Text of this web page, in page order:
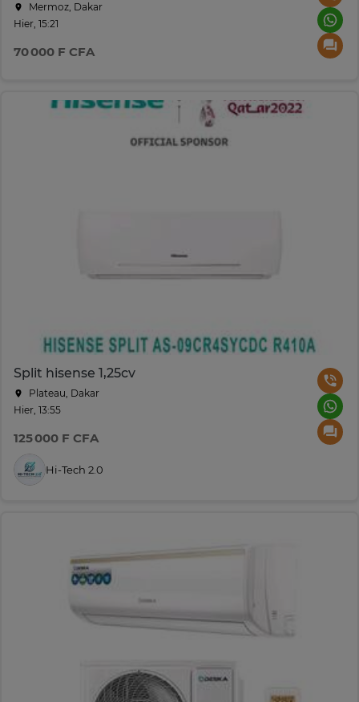
Mermoz, Dakar
Hier, 15:21
70 000 F CFA
Split hisense 1,25cv
Plateau, Dakar
Hier, 13:55
125 000 F CFA
Hi-Tech 2.0